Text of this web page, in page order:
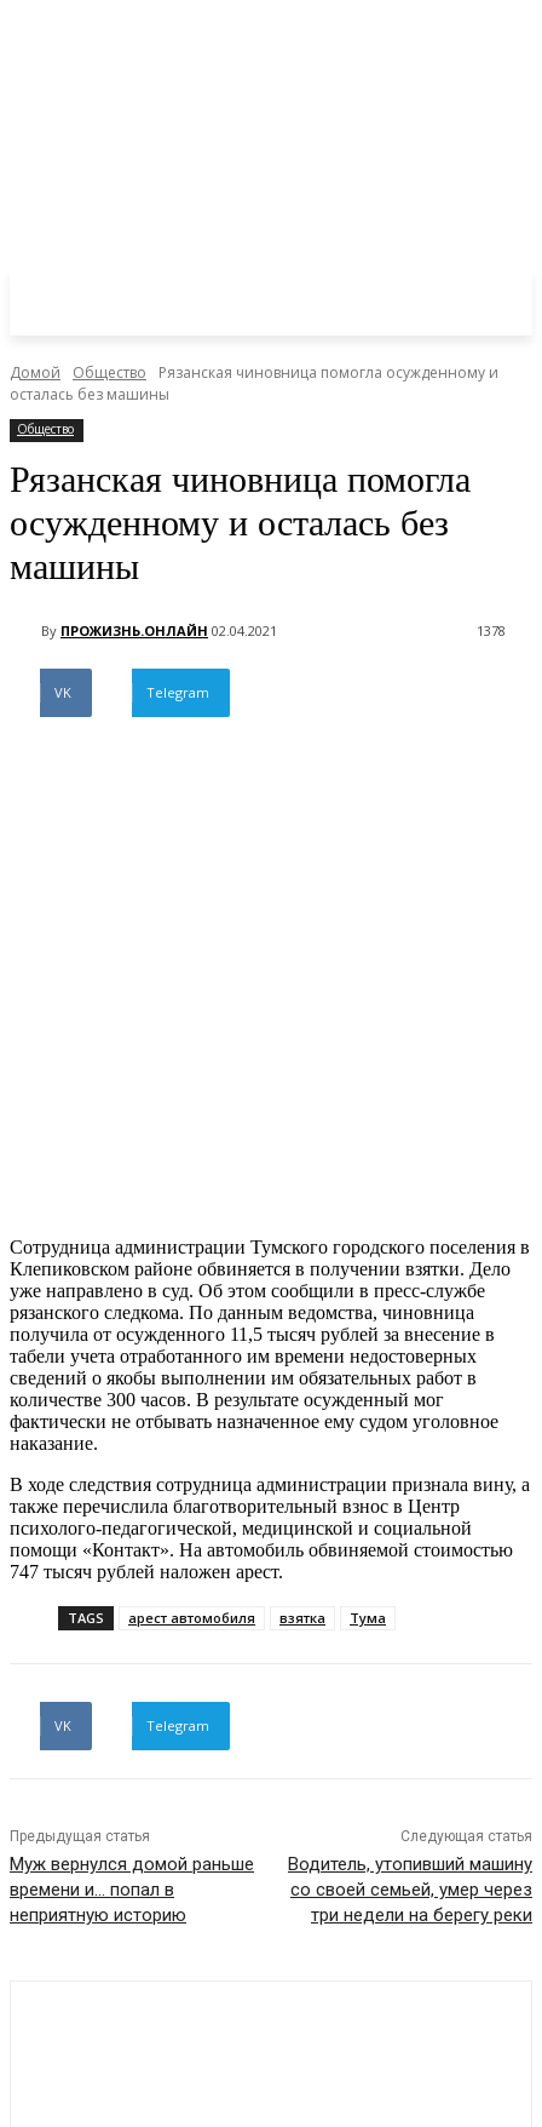
Домой Общество
Рязанская чиновница помогла осужденному и
осталась без машины
Общество
Рязанская чиновница помогла
осужденному и осталась без
машины
By ПРОЖИЗНЬ.ОНЛАЙН 02.04.2021 1378
VK Telegram
Сотрудница администрации Тумского городского поселения в
Клепиковском районе обвиняется в получении взятки. Дело
уже направлено в суд. Об этом сообщили в пресс-службе
рязанского следкома. По данным ведомства, чиновница
получила от осужденного 11,5 тысяч рублей за внесение в
табели учета отработанного им времени недостоверных
сведений о якобы выполнении им обязательных работ в
количестве 300 часов. В результате осужденный мог
фактически не отбывать назначенное ему судом уголовное
наказание.
В ходе следствия сотрудница администрации признала вину, а
также перечислила благотворительный взнос в Центр
психолого-педагогической, медицинской и социальной
помощи «Контакт». На автомобиль обвиняемой стоимостью
747 тысяч рублей наложен арест.
TAGS арест автомобиля взятка Тума
VK Telegram
Предыдущая статья
Муж вернулся домой раньше
времени и… попал в
неприятную историю
Следующая статья
Водитель, утопивший машину
со своей семьей, умер через
три недели на берегу реки